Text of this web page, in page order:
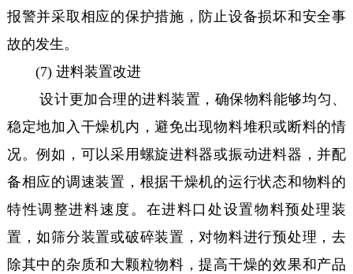
报警并采取相应的保护措施，防止设备损坏和安全事
故的发生。
(7) 进料装置改进
设计更加合理的进料装置，确保物料能够均匀、
稳定地加入干燥机内，避免出现物料堆积或断料的情
况。例如，可以采用螺旋进料器或振动进料器，并配
备相应的调速装置，根据干燥机的运行状态和物料的
特性调整进料速度。在进料口处设置物料预处理装
置，如筛分装置或破碎装置，对物料进行预处理，去
除其中的杂质和大颗粒物料，提高干燥的效果和产品